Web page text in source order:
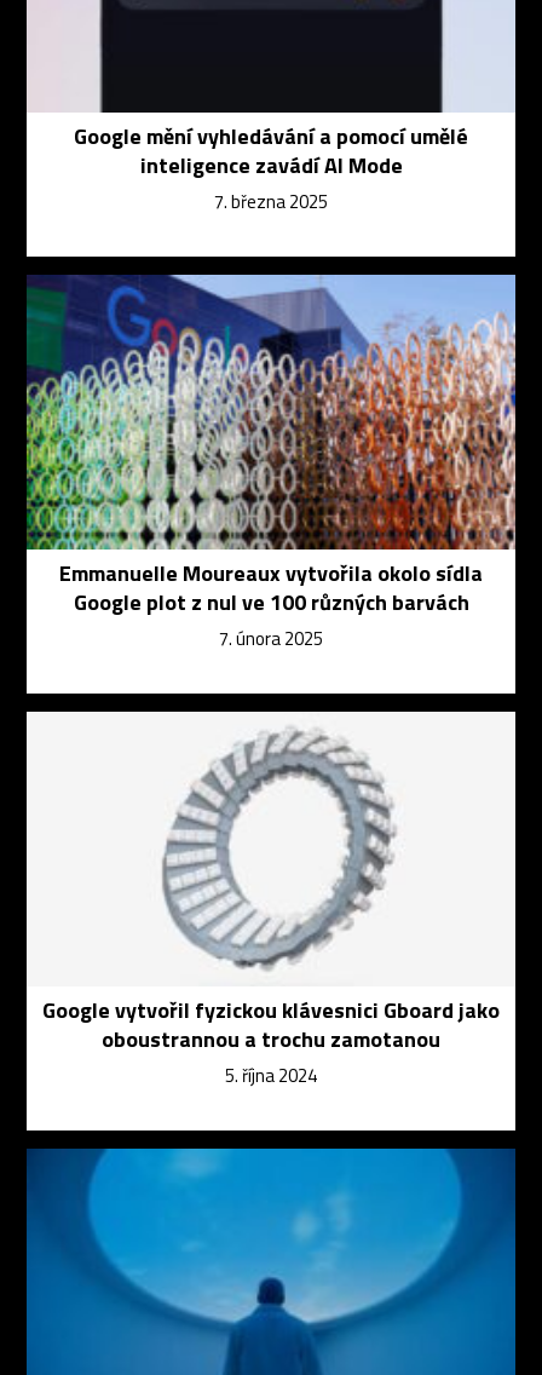
Google mění vyhledávání a pomocí umělé
inteligence zavádí AI Mode
7. března 2025
Emmanuelle Moureaux vytvořila okolo sídla
Google plot z nul ve 100 různých barvách
7. února 2025
Google vytvořil fyzickou klávesnici Gboard jako
oboustrannou a trochu zamotanou
5. října 2024